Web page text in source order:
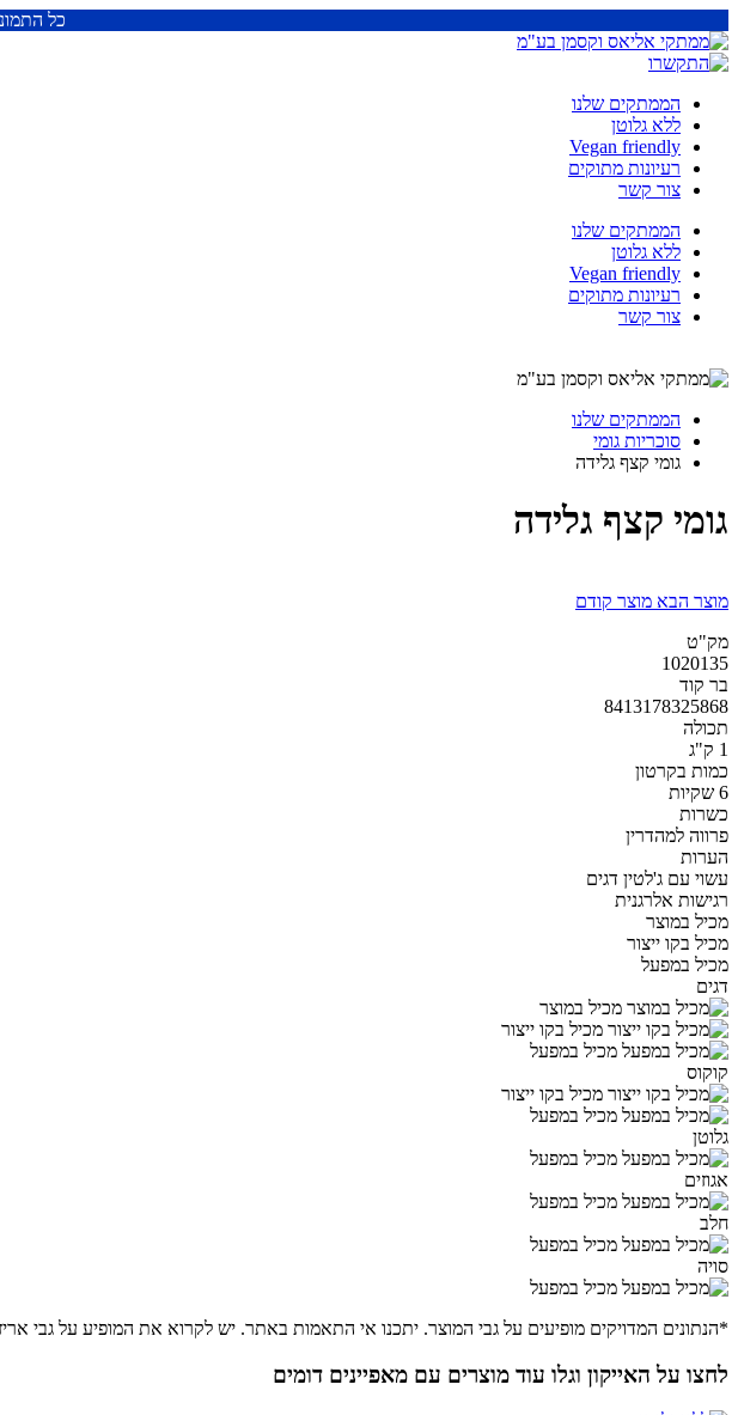
כל
הממתקים שלנו
ללא גלוטן
Vegan friendly
רעיונות מתוקים
צור קשר
הממתקים שלנו
ללא גלוטן
Vegan friendly
רעיונות מתוקים
צור קשר
הממתקים שלנו
סוכריות גומי
גומי קצף גלידה
גומי קצף גלידה
מוצר הבא מוצר קודם
מק"ט
1020135
בר קוד
8413178325868
תכולה
1 ק"ג
כמות בקרטון
6 שקיות
כשרות
פרווה למהדרין
הערות
עשוי עם ג'לטין דגים
רגישות אלרגנית
מכיל במוצר
מכיל בקו ייצור
מכיל במפעל
דגים
מכיל במוצר
מכיל בקו ייצור
מכיל במפעל
קוקוס
מכיל בקו ייצור
מכיל במפעל
גלוטן
מכיל במפעל
אגוזים
מכיל במפעל
חלב
מכיל במפעל
סויה
מכיל במפעל
*הנתונים המדויקים מופיעים על גבי המוצר. יתכנו אי התאמות באתר. יש לקרוא את המופיע על גבי
לחצו על האייקון וגלו עוד מוצרים עם מאפיינים דומים